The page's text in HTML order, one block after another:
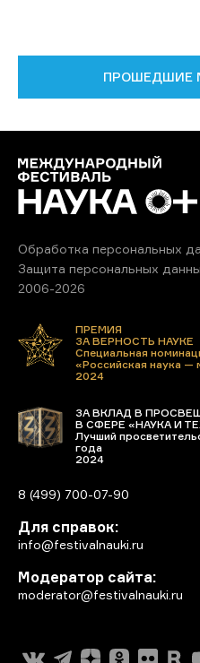
ПРОШЕДШИЕ
Обработка персональных
Защита персональных
2006-2026
ПРЕМИЯ
ЗА ВЕРНОСТЬ НАУКЕ
Специальная
«Российская наука —
2024
ЗА ВКЛАД В
В СФЕРЕ «НАУКА И
Лучший
года
2024
8 (499) 700-07-90
Для справок:
info@festivalnauki.ru
Модератор сайта:
moderator@festivalnauki.ru